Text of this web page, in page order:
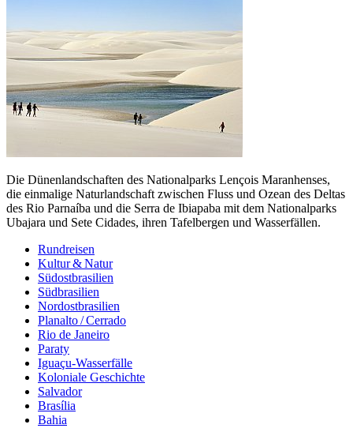
Die Dünenlandschaften des Nationalparks Lençois Maranhenses,
die einmalige Naturlandschaft zwischen Fluss und Ozean des Deltas
des Rio Parnaíba und die Serra de Ibiapaba mit dem Nationalparks
Ubajara und Sete Cidades, ihren Tafelbergen und Wasserfällen.
Rundreisen
Kultur & Natur
Südostbrasilien
Südbrasilien
Nordostbrasilien
Planalto / Cerrado
Rio de Janeiro
Paraty
Iguaçu-Wasserfälle
Koloniale Geschichte
Salvador
Brasília
Bahia